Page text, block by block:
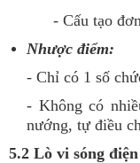
- Cấu tạo đơn
Nhược điểm:
- Chỉ có 1 số
- Không có
nướng, tự điều
5.2 Lò vi sóng